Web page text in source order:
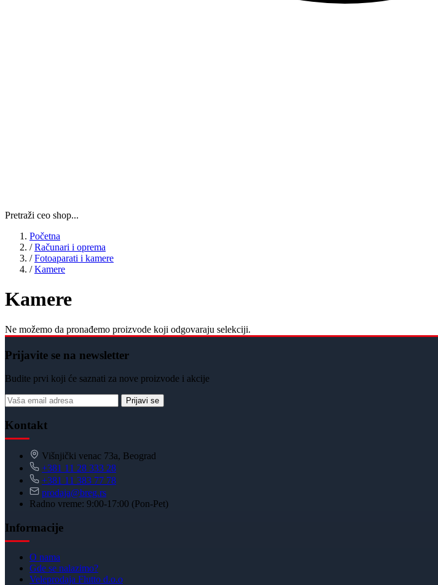
Pretraži ceo shop...
Početna
/ Računari i oprema
/ Fotoaparati i kamere
/ Kamere
Kamere
Ne možemo da pronađemo proizvode koji odgovaraju selekciji.
Prijavite se na newsletter
Budite prvi koji će saznati za nove proizvode i akcije
Prijavi se
Kontakt
Višnjički venac 73a, Beograd
+381 11 28 333 28
+381 11 383 77 78
prodaja@breg.rs
Radno vreme: 9:00-17:00 (Pon-Pet)
Informacije
O nama
Gde se nalazimo?
Veleprodaja Flutto d.o.o